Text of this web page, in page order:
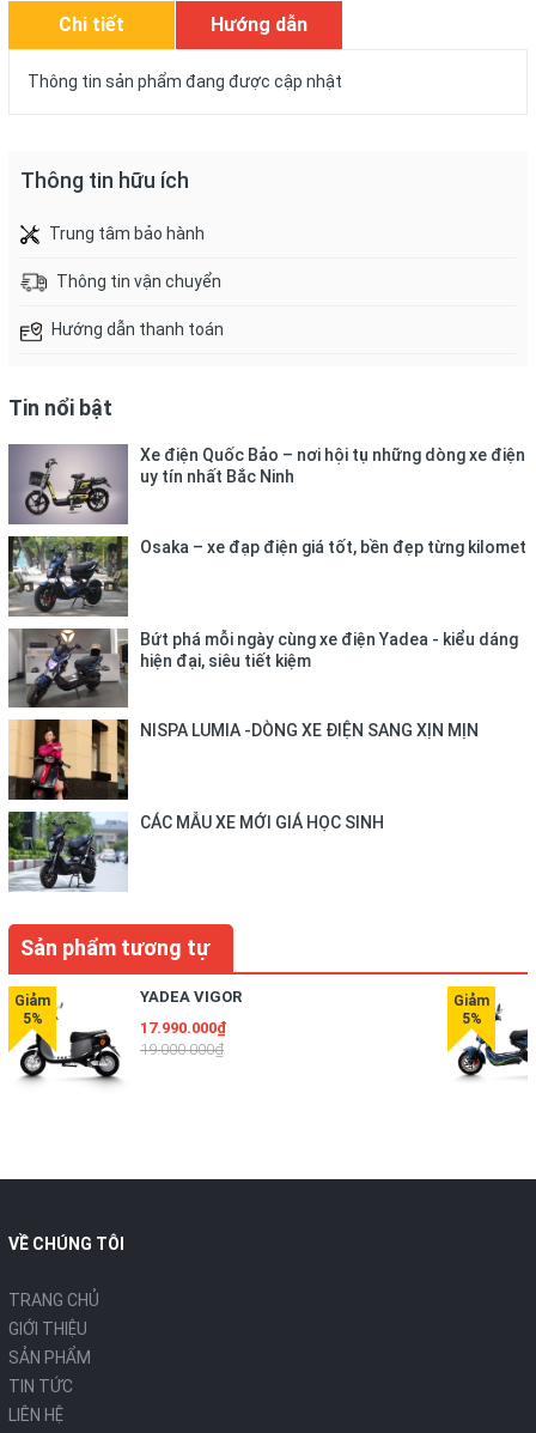
Chi tiết Hướng dẫn
mua hàng
Thông tin sản phẩm đang được cập nhật
Thông tin hữu ích
Trung tâm bảo hành
Thông tin vận chuyển
Hướng dẫn thanh toán
Tin nổi bật
Xe điện Quốc Bảo – nơi hội tụ những dòng xe điện
uy tín nhất Bắc Ninh
Osaka – xe đạp điện giá tốt, bền đẹp từng kilomet
Bứt phá mỗi ngày cùng xe điện Yadea - kiểu dáng
hiện đại, siêu tiết kiệm
NISPA LUMIA -DÒNG XE ĐIỆN SANG XỊN MỊN
CÁC MẪU XE MỚI GIÁ HỌC SINH
Sản phẩm tương tự
YADEA VIGOR
17.990.000₫
19.000.000₫
VỀ CHÚNG TÔI
TRANG CHỦ
GIỚI THIỆU
SẢN PHẨM
TIN TỨC
LIÊN HỆ